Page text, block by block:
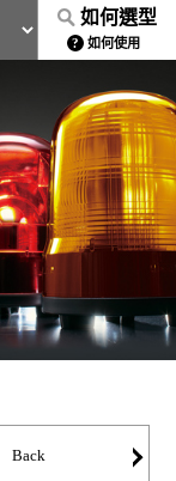
如何選型
如何使用
Back